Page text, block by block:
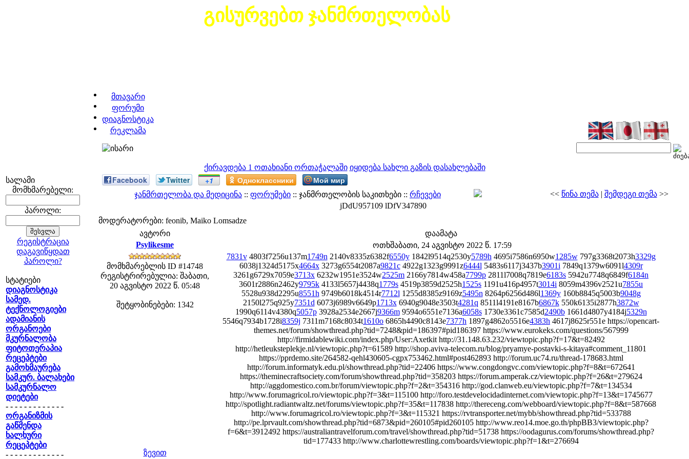
გისურვებთ ჯანმრთელობას
მთავარი
ფორუმი
დიაგნოსტიკა
რეკლამა
ქირავდება 1 ოთახიანი ორთაჭალაში იყიდება სახლი გაზის დასახლებაში
სალამი
მომხმარებელი:
პაროლი:
რეგისტრაცია
დაგავიწყდათ
პაროლი?
სტატიები
დიაგნოსტიკა
სამედ.
ტექნოლოგიები
ადამიანის
ორგანოები
მკურნალობა
ფიტოთერაპია
რეცეპტები
გამოხმაურება
სამკურ. ბალახები
სამკურნალო
დიეტები
- - - - - - - - - - - - -
ორგანიზმის
გაწმენდა
ხალხური
რეცეპტები
- - - - - - - - - - - - -
Facebook Twitter +1 Одноклассники Мой мир
ჯანმრთელობა და მედიცინა :: ფორუმები :: ჯანმრთელობის საკითხები :: რჩევები << წინა თემა| შემდეგი თემა>>
jDdU957109 lDfV347890
მოდერატორები: feonib, Maiko Lomsadze
ავტორი
დაამატა
Psylikesme
ოთხშაბათი, 24 აგვისტო 2022 წ. 17:59
მომხმარებლის ID #14748
რეგისტრირებულია: შაბათი,
20 აგვისტო 2022 წ. 05:48
შეტყობინებები: 1342
7831v4803f7256u137m1749n 2140v8335z6382f6550y1842l9514q2530y5789h 4695i7586n6950w1285w797g3368t2073h3329g
6038j1324d5175x4664x3273g6554t2087a9821c4922g1323g9991z6444l 5483s6117j3437b3901i 7849q1379w6091l4309r
3261g6729x7059e3713x 6232w1951e3524w2525m 2166y7814w458a7799p 2811l7008q7819e6183s 5942u7748q6849f6184n
3601r2886n2462y9795k 4133l5657j4438q1779s 4519p3859d2525h1525s 1191u416p4957t3014i 8059m4396v2521u7855u
5528u938d2295u8551h 9749b6018k4514r7712l 1255d8385z9169z5495n 8264p6256d486l1369y160b8845q5003b9048g
2150l275q925y7351d 6073j6989v6649p1713x6940g9048e3503t4281q 8511l4191e8167b6867k550k6135i2877h3872w
1990q6114v4380q5057p3928a2534e2667j9366m9594o6551e7136a6058s1730e3361c7585d2490b1661d4807y4184j5329n
5546q7934b1728i8359j 7311m7168c8034t1610o 6865h4490c8143e7377h 1897g4862o5516e4383h 4617j8625r551e https://opencart-
themes.net/forum/showthread.php?tid=7248&pid=186397#pid186397 https://www.eurokeks.com/questions/567999
http://firmidablewiki.com/index.php/User:Axetkit http://31.148.63.232/viewtopic.php?f=17&t=82492
http://hetleuksteplekje.nl/viewtopic.php?t=61589 http://shop.aviva-telecom.ru/blog/pryamye-postavki-s-kitaya#comment_11801
https://pprdemo.site/264582-qehl430605-cgpx753462.html#post462893 http://forum.uc74.ru/thread-178683.html
http://forum.informatyk.edu.pl/showthread.php?tid=22406 https://www.congdongvc.com/viewtopic.php?f=8&t=672641
https://theminecraftsociety.com/forum/showthread.php?tid=358203 https://forum.amperak.cz/viewtopic.php?f=26&t=279624
http://aggdomestico.com.br/forum/viewtopic.php?f=2&t=354316 http://god.clanweb.eu/viewtopic.php?f=7&t=134534
http://www.forumagricol.ro/viewtopic.php?f=3&t=115100 http://foro.testdevelocidadinternet.com/viewtopic.php?f=13&t=1745677
http://spotlight.radiantwaltz.net/forums/viewtopic.php?f=35&t=117838 http://thereceng.com/webboard/viewtopic.php?f=8&t=587668
http://www.forumagricol.ro/viewtopic.php?f=3&t=115321 https://rvtransporter.net/mybb/showthread.php?tid=533788
http://pe.lprvault.com/showthread.php?tid=6873&pid=260105#pid260105 http://www.reo14.moe.go.th/phpBB3/viewtopic.php?
f=6&t=3912492 https://australiantravelforum.com/travel/showthread.php?tid=51738 https://oodagurus.com/forums/showthread.php?
tid=177433 http://www.charlottewrestling.com/boards/viewtopic.php?f=1&t=276694
ზევით